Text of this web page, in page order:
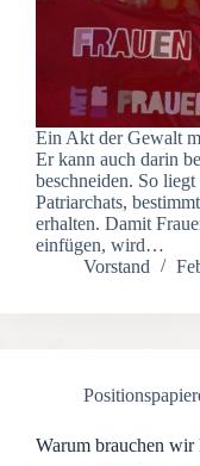
Ein Akt der Gewalt
Er kann auch darin
beschneiden. So liegt
Patriarchats,
erhalten. Damit
einfügen, wird…
Vorstand
Warum brauchen wir